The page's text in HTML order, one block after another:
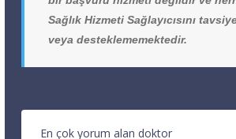
Sağlık Hizmeti Sağlayıcısını
veya desteklememektedir.
En çok yorum alan doktor